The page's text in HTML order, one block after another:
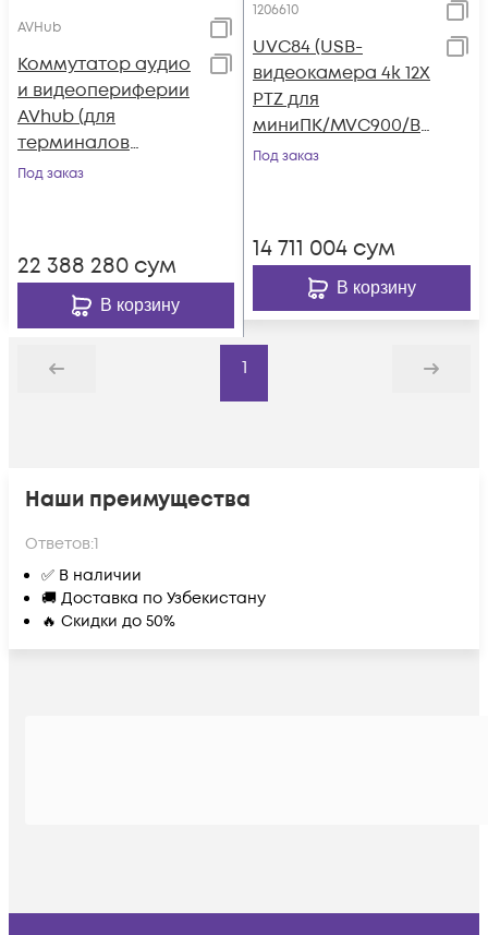
AVHub
Коммутатор аудио
и видеопериферии
AVhub (для
терминалов
Yealink, AMS - 2
Под заказ
22 388 280 сум
В корзину
1206610
UVC84 (USB-
видеокамера 4k 12Х
PTZ для
миниПК/MVC900/BY
OD, AMS 2 года)
Под заказ
14 711 004 сум
В корзину
Назад
1
Дальше
Наши преимущества
Ответов:1
✅ В наличии
🚚 Доставка по Узбекистану
🔥 Скидки до 50%